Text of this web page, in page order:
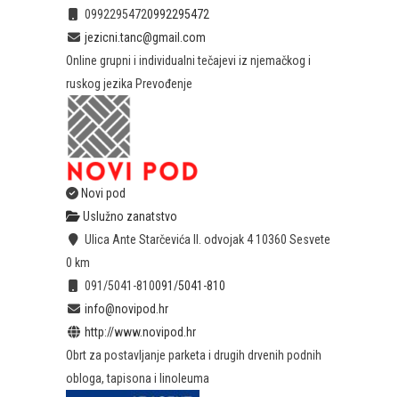
09922954720992295472
jezicni.tanc@gmail.com
Online grupni i individualni tečajevi iz njemačkog i
ruskog jezika Prevođenje
Novi pod
Uslužno zanatstvo
Ulica Ante Starčevića II. odvojak 4 10360 Sesvete
0 km
091/5041-810091/5041-810
info@novipod.hr
http://www.novipod.hr
Obrt za postavljanje parketa i drugih drvenih podnih
obloga, tapisona i linoleuma